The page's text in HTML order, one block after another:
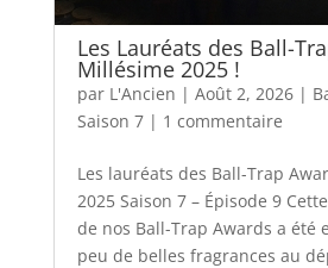
Les Lauréats des Ball-
Millésime 2025 !
par L'Ancien | Août 2, 2026|
Saison 7| 1 commentaire
Les lauréats des Ball-Trap
2025 Saison 7 – Épisode 9
de nos Ball-Trap Awards a été
peu de belles fragrances au